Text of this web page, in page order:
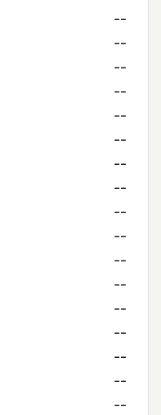
--
--
--
--
--
--
--
--
--
--
--
--
--
--
--
--
--